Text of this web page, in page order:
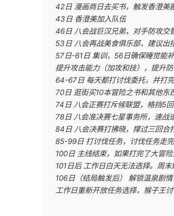
42日 漫画商日去买书，触发香澄美
43日 香澄美加入队伍
46日 八会战巨汉兄弟，对手防攻交
53日 八会再战美食俱乐部，建议出
57日-61日 集训，56日确保睡觉能
提升攻击能力（加攻和技），提升
64-67日 每天都打讨伐委托，并打完
70日 逛街买10本冒险之书和其他东
74日 八会正赛打斥候联盟，格挡5
78日 八会准决赛七星事务所，速战
84日 八会决赛打拂晓，撑过三回合
85-99日 打讨伐任务，讨伐任务走
100日 主线结束，如果打完了大冒
101日后 工作日白天无法选择。周
106日（结局触发后） 解锁温泉剧
工作日重新开放任务选择，猴子王讨